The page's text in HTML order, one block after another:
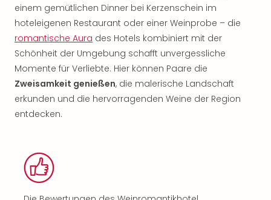
einem gemütlichen Dinner bei Kerzenschein im
hoteleigenen Restaurant oder einer Weinprobe – die
romantische Aura des Hotels kombiniert mit der
Schönheit der Umgebung schafft unvergessliche
Momente für Verliebte. Hier können Paare die
Zweisamkeit genießen, die malerische Landschaft
erkunden und die hervorragenden Weine der Region
entdecken.